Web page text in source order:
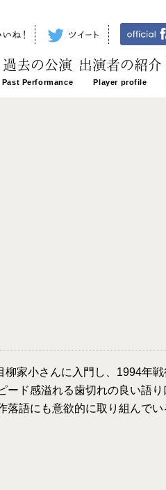
過去の公演 出演者の紹介
家小さんに入門し、1994年
ード感溢れる歯切れの良い語
語にも意欲的に取り組んでい